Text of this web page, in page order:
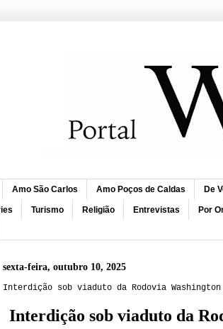
Amo São Carlos Amo Poços de Caldas De
Turismo Religião Entrevistas Por
sexta-feira, outubro 10, 2025
Interdição sob viaduto da Rodovia
Interdição sob viaduto da